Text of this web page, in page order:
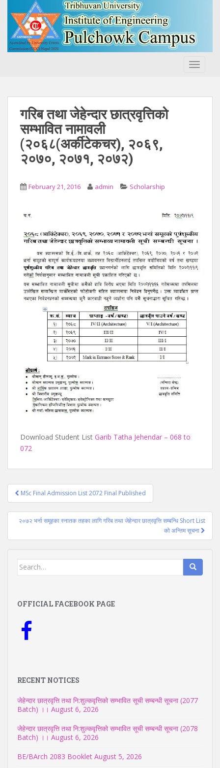
गरिब तथा जेहेन्दार छात्रवृत्तिको
सम्भावित नामावली
(२०६८(अर्कीटेकचर), २०६९,
२०७०, २०७१, २०७२)
February 21, 2016 admin Scholarship
Download Student List Garib Tatha Jehendar – 068 to
072
Post
navigation
MSc Final Admission List 2072 Final Published
२०७२ भर्ना समूहका स्नातक तहका लागि गरिब तथा जेहेन्दार छात्रवृत्ति सम्बन्धि Short List
को अन्तिम सूचना
Search
OFFICIAL FACEBOOK PAGE
RECENT NOTICES
जेहेन्दार छात्रवृत्ति तथा नि:शुल्कवृत्तिको सम्भावित सूची सम्बन्धी सूचना (2077
Batch) ।। August 6, 2026
जेहेन्दार छात्रवृत्ति तथा नि:शुल्कवृत्तिको सम्भावित सूची सम्बन्धी सूचना (2078
Batch) ।। August 6, 2026
BE/BArch 2083 Booklet August 5, 2026